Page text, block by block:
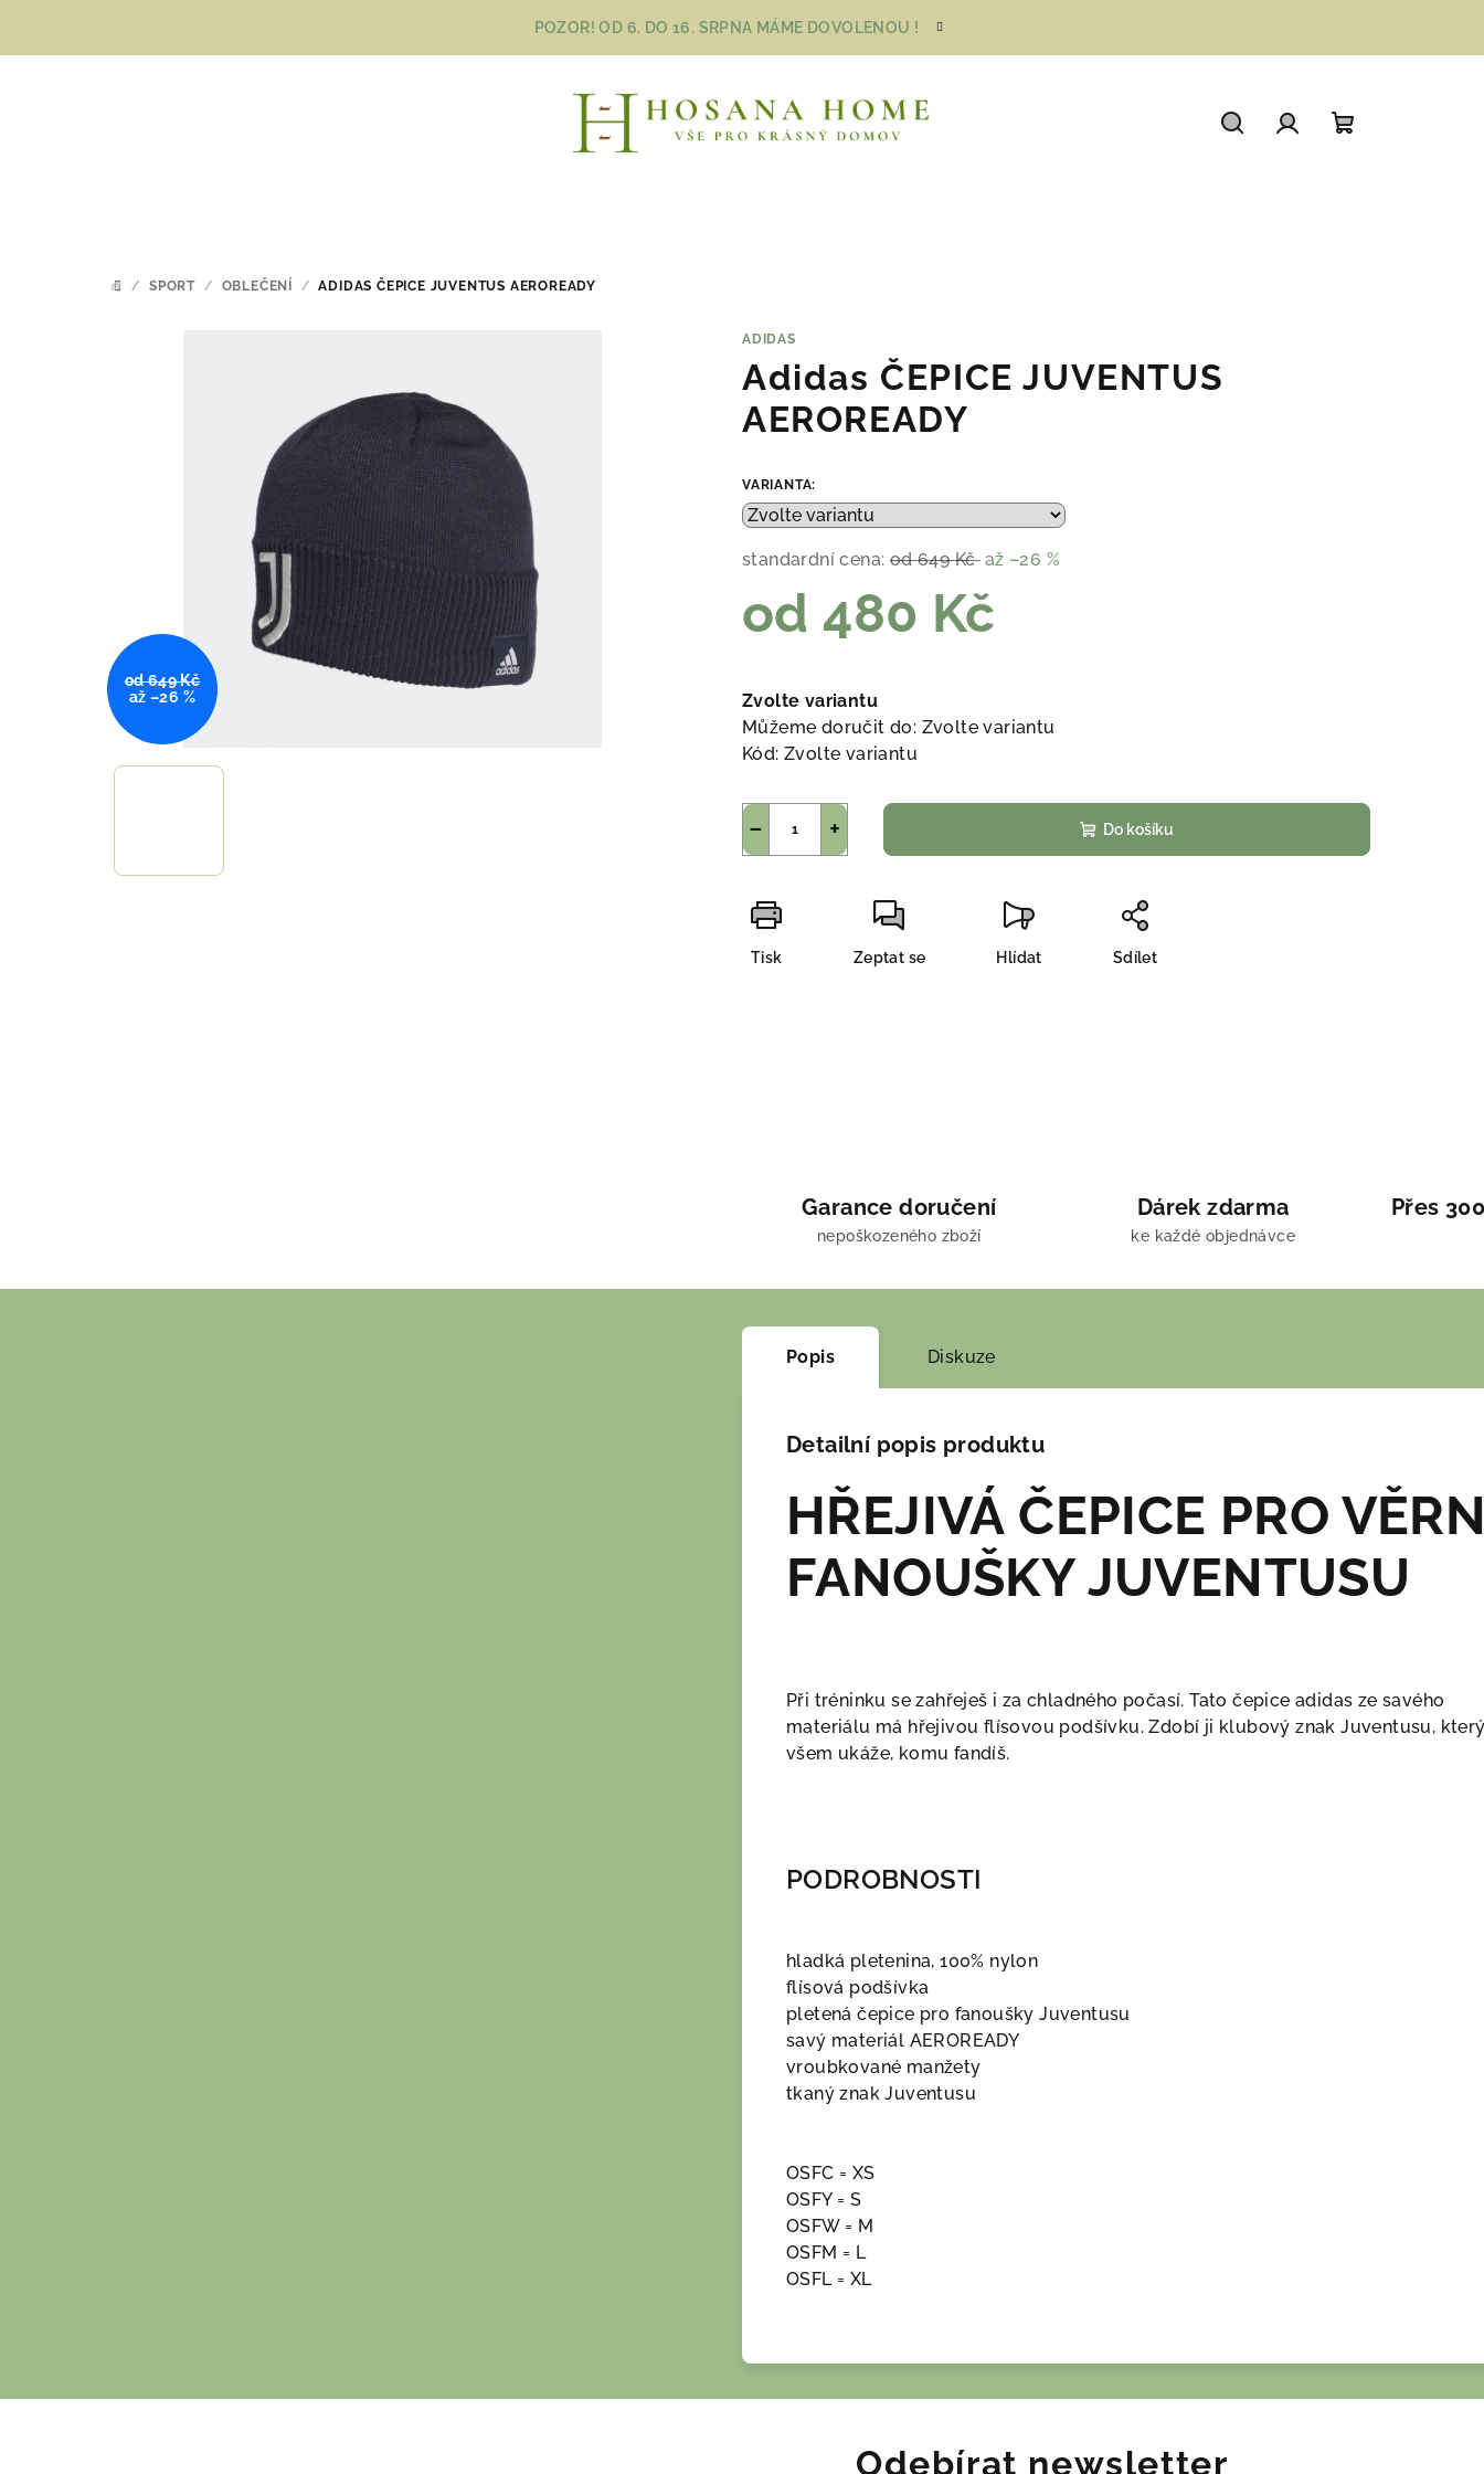
POZOR! OD 6. DO 16. SRPNA MÁME DOVOLENOU !
DOMŮ
/ SPORT / OBLEČENÍ / ADIDAS ČEPICE JUVENTUS AEROREADY
ADIDAS
Adidas ČEPICE JUVENTUS
AEROREADY
VARIANTA:
standardní cena: od 649 Kč až –26 %
od 480 Kč
cena:
Zvolte variantu
Můžeme doručit do: Zvolte variantu
Kód: Zvolte variantu
+
− Do košíku
Tisk Zeptat se Hlídat Sdílet
od 649 Kč
až –26 %
Garance doručení
nepoškozeného zboží
Dárek zdarma
ke každé objednávce
Přes
Popis Diskuze
Detailní popis produktu
HŘEJIVÁ ČEPICE PRO
FANOUŠKY JUVENTUSU
Při tréninku se zahřeješ i za chladného počasí. Tato čepice adidas ze savého
materiálu má hřejivou flísovou podšívku. Zdobí ji klubový znak Juventusu,
všem ukáže, komu fandíš.
PODROBNOSTI
hladká pletenina, 100% nylon
flísová podšívka
pletená čepice pro fanoušky Juventusu
savý materiál AEROREADY
vroubkované manžety
tkaný znak Juventusu
OSFC = XS
OSFY = S
OSFW = M
OSFM = L
OSFL = XL
Odebírat newsletter